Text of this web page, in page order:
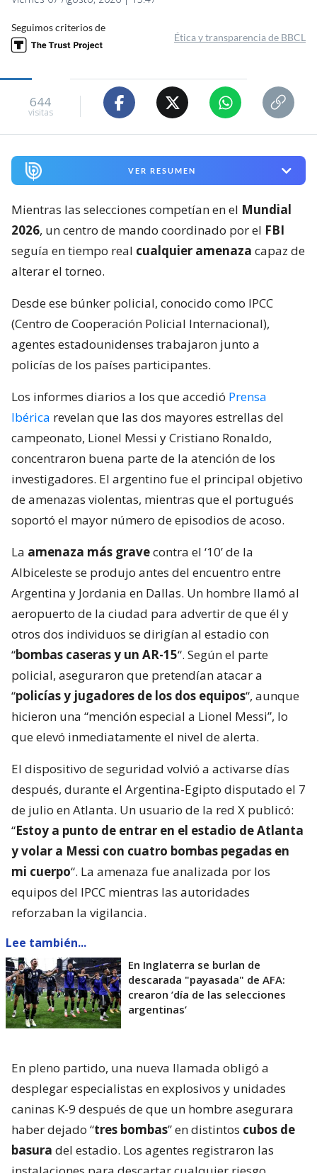
Seguimos criterios de
Ética y transparencia de BBCL
644
visitas
VER RESUMEN
Mientras las selecciones competían en el Mundial
2026, un centro de mando coordinado por el FBI
seguía en tiempo real cualquier amenaza capaz de
alterar el torneo.
Desde ese búnker policial, conocido como IPCC
(Centro de Cooperación Policial Internacional),
agentes estadounidenses trabajaron junto a
policías de los países participantes.
Los informes diarios a los que accedió Prensa
Ibérica revelan que las dos mayores estrellas del
campeonato, Lionel Messi y Cristiano Ronaldo,
concentraron buena parte de la atención de los
investigadores. El argentino fue el principal objetivo
de amenazas violentas, mientras que el portugués
soportó el mayor número de episodios de acoso.
La amenaza más gravecontra el ‘10’ de la
Albiceleste se produjo antes del encuentro entre
Argentina y Jordania en Dallas. Un hombre llamó al
aeropuerto de la ciudad para advertir de que él y
otros dos individuos se dirigían al estadio con
“bombas caseras y un AR-15“. Según el parte
policial, aseguraron que pretendían atacar a
“policías y jugadores de los dos equipos“, aunque
hicieron una “mención especial a Lionel Messi”, lo
que elevó inmediatamente el nivel de alerta.
El dispositivo de seguridad volvió a activarse días
después, durante el Argentina-Egipto disputado el 7
de julio en Atlanta. Un usuario de la red X publicó:
“Estoy a punto de entrar en el estadio de Atlanta
y volar a Messi con cuatro bombas pegadas en
mi cuerpo“. La amenaza fue analizada por los
equipos del IPCC mientras las autoridades
reforzaban la vigilancia.
Lee también...
En Inglaterra se burlan de
descarada "payasada" de AFA:
crearon ’día de las selecciones
argentinas’
En pleno partido, una nueva llamada obligó a
desplegar especialistas en explosivos y unidades
caninas K-9 después de que un hombre asegurara
haber dejado “tres bombas” en distintos cubos de
basura del estadio. Los agentes registraron las